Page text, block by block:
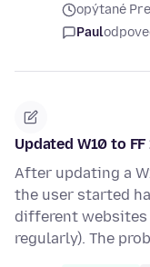
opýtané
Paul
Updated W10 to
After updating a
the user started
different
regularly). The